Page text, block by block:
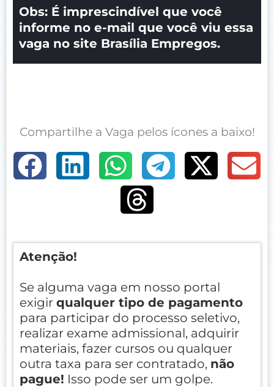
Obs: É imprescindível que você
informe no e-mail que você viu essa
vaga no site Brasília Empregos.
Compartilhe a Vaga pelos ícones a baixo!
Atenção!
Se alguma vaga em nosso portal
exigir qualquer tipo de pagamento
para participar do processo seletivo,
realizar exame admissional, adquirir
materiais, fazer cursos ou qualquer
outra taxa para ser contratado, não
pague! Isso pode ser um golpe.